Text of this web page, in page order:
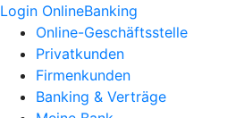
Login OnlineBanking
Online-Geschäftsstelle
Privatkunden
Firmenkunden
Banking & Verträge